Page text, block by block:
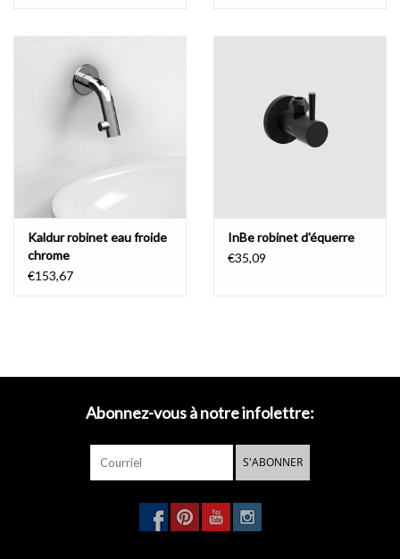
interrompu. Ce qui est également un plus pour l'hygiène, extra
facile à nettoyer et à entretenir.
Joli détail: les bassins Hammock sont dotés d'une sortie allongée
et parfaitement intégrée, qui peut être scellée avec un bouchon
en silicone (orange ou blanc).
Le bouchon ferme la perte seulement
partiellement, créant ainsi un débordement.En raison de son
positionnement à l'avant du bassin, la perte est moins visible que
- télécharger lesinstructions de montage
Kaldur robinet eau froide
chrome
€153,67
InBe robinet d'équerre
€35,09
Abonnez-vous à notre infolettre:
S'ABONNER